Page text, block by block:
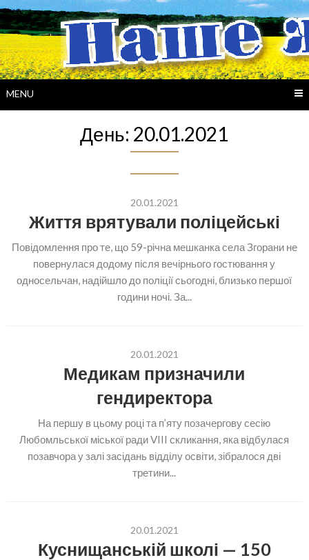
Skip
to
content
MENU
День: 20.01.2021
20.01.2021
Життя врятували поліцейські
Повідомлення про те, що 59-річна мешканка села Згорани не
повернулася додому після вечірнього гостювання у
односельчан, надійшло до поліції сьогодні, близько першої
години ночі. За...
20.01.2021
Медикам призначили
гендиректора
На першу в цьому році та п’яту позачергову сесію
Любомльської міської ради VIII скликання, яка відбулася
позавчора у залі засідань відділу освіти, зібралося дві
третини...
20.01.2021
Куснищанській школі — 150